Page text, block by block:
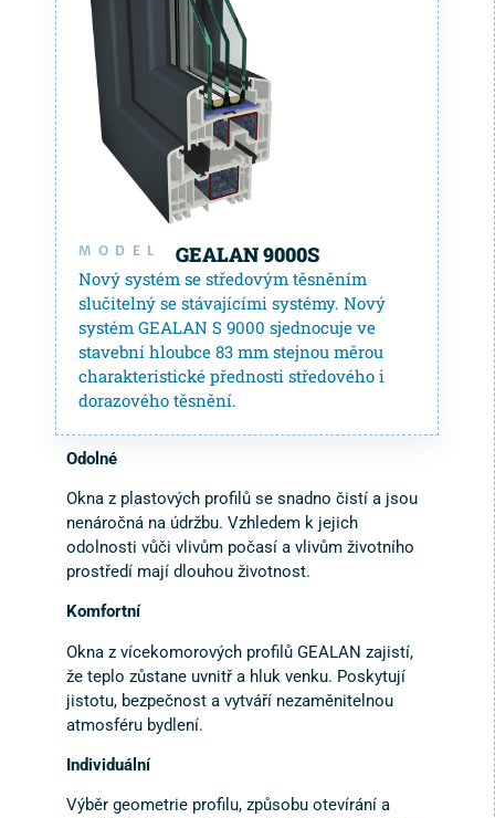
MODEL GEALAN 9000S
Nový systém se středovým těsněním
slučitelný se stávajícími systémy. Nový
systém GEALAN S 9000 sjednocuje ve
stavební hloubce 83 mm stejnou měrou
charakteristické přednosti středového i
dorazového těsnění.
Odolné
Okna z plastových profilů se snadno čistí a jsou
nenáročná na údržbu. Vzhledem k jejich
odolnosti vůči vlivům počasí a vlivům životního
prostředí mají dlouhou životnost.
Komfortní
Okna z vícekomorových profilů GEALAN zajistí,
že teplo zůstane uvnitř a hluk venku. Poskytují
jistotu, bezpečnost a vytváří nezaměnitelnou
atmosféru bydlení.
Individuální
Výběr geometrie profilu, způsobu otevírání a